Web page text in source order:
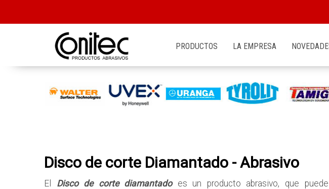
PRODUCTOS LA EMPRESA
Disco de corte Diamantado - Abrasivo
El Disco de corte diamantadoes un producto abrasivo, que puede